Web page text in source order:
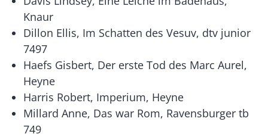
Knaur
Dillon Ellis, Im Schatten des Vesuv, dtv junior
7497
Haefs Gisbert, Der erste Tod des Marc Aurel,
Heyne
Harris Robert, Imperium, Heyne
Millard Anne, Das war Rom, Ravensburger tb
749